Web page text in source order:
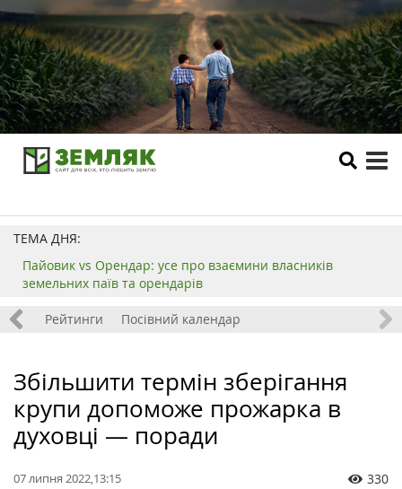
ТЕМА ДНЯ:
Пайовик vs Орендар: усе про взаємини власників
земельних паїв та орендарів
Рейтинги Посівний календар
Збільшити термін зберігання
крупи допоможе прожарка в
духовці — поради
07 липня 2022,13:15 330